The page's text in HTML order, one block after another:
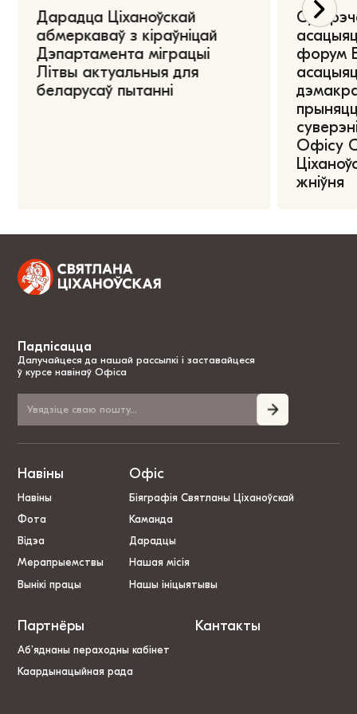
Дарадца Ціханоўскай
абмеркаваў з кіраўніцай
Дэпартамента міграцыі
Літвы актуальныя для
беларусаў пытанні
форум
Офісу
жніўня
Падпісацца
Далучайцеся да нашай рассылкі і заставайцеся
ў курсе навінаў Офіса
Навіны
Навіны
Фота
Відэа
Мерапрыемствы
Вынікі працы
Офіс
Біяграфія Святланы Ціханоўскай
Каманда
Дарадцы
Нашая місія
Нашы ініцыятывы
Партнёры
Аб’яднаны пераходны кабінет
Каардынацыйная рада
Кантакты